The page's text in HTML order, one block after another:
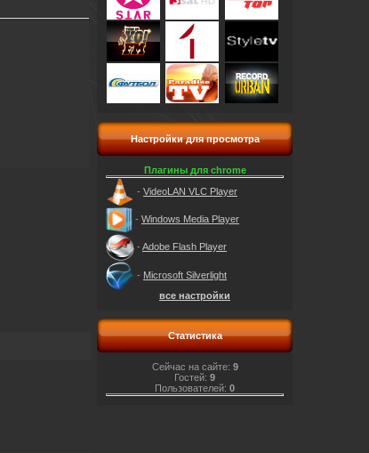
Настройки для просмотра
Плагины для chrome
- VideoLAN VLC Player
- Windows Media Player
- Adobe Flash Player
- Microsoft Silverlight
все настройки
Статистика
Сейчас на сайте: 9
Гостей: 9
Пользователей: 0